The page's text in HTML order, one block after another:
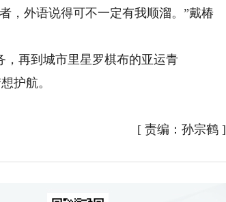
，外语说得可不一定有我顺溜。”戴椿
再到城市里星罗棋布的亚运青
护航。
[ 责编：孙宗鹤]